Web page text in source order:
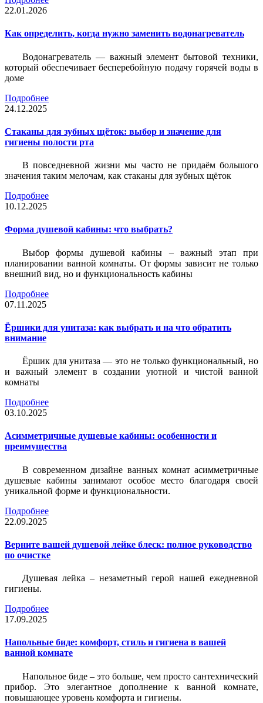
22.01.2026
Как определить, когда нужно заменить водонагреватель
Водонагреватель — важный элемент бытовой техники,
который обеспечивает бесперебойную подачу горячей воды в
доме
Подробнее
24.12.2025
Стаканы для зубных щёток: выбор и значение для
гигиены полости рта
В повседневной жизни мы часто не придаём большого
значения таким мелочам, как стаканы для зубных щёток
Подробнее
10.12.2025
Форма душевой кабины: что выбрать?
Выбор формы душевой кабины – важный этап при
планировании ванной комнаты. От формы зависит не только
внешний вид, но и функциональность кабины
Подробнее
07.11.2025
Ёршики для унитаза: как выбрать и на что обратить
внимание
Ёршик для унитаза — это не только функциональный, но
и важный элемент в создании уютной и чистой ванной
комнаты
Подробнее
03.10.2025
Асимметричные душевые кабины: особенности и
преимущества
В современном дизайне ванных комнат асимметричные
душевые кабины занимают особое место благодаря своей
уникальной форме и функциональности.
Подробнее
22.09.2025
Верните вашей душевой лейке блеск: полное руководство
по очистке
Душевая лейка – незаметный герой нашей ежедневной
гигиены.
Подробнее
17.09.2025
Напольные биде: комфорт, стиль и гигиена в вашей
ванной комнате
Напольное биде – это больше, чем просто сантехнический
прибор. Это элегантное дополнение к ванной комнате,
повышающее уровень комфорта и гигиены.